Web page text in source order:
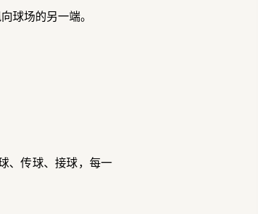
球场的另一端。
、传球、接球，每一